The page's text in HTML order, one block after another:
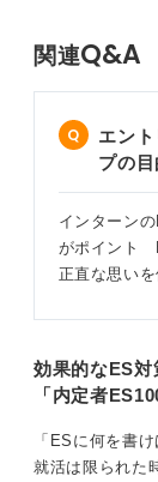
頑張ってくだ
関連Q&A
エン
プの
インターン
がポイント
正直な思い
効果的なES対
「内定者
「ESに何を書
就活は限られた